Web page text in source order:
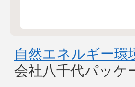
自然エネルギー環
会社八千代パッ